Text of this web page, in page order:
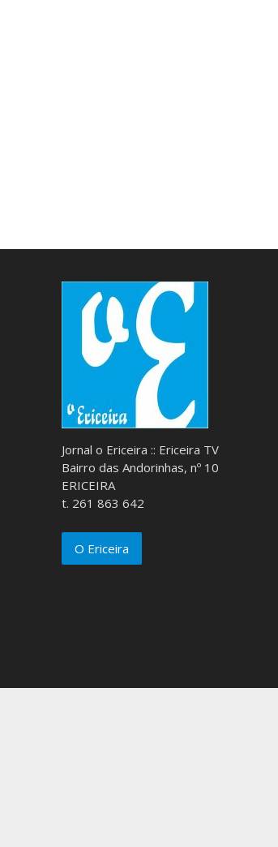
Jornal o Ericeira :: Ericeira TV
Bairro das Andorinhas, nº 10
ERICEIRA
t. 261 863 642
O Ericeira